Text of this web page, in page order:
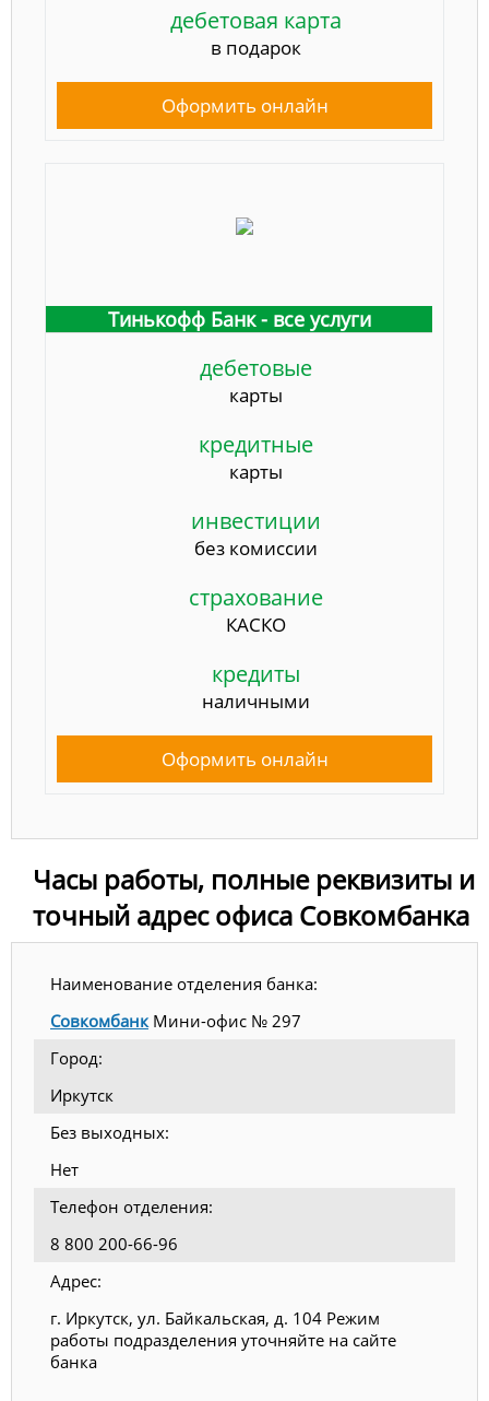
дебетовая карта
в подарок
Оформить онлайн
Тинькофф Банк - все услуги
дебетовые
карты
кредитные
карты
инвестиции
без комиссии
страхование
КАСКО
кредиты
наличными
Оформить онлайн
Часы работы, полные реквизиты и
точный адрес офиса Совкомбанка
Наименование отделения банка:
Совкомбанк Мини-офис № 297
Город:
Иркутск
Без выходных:
Нет
Телефон отделения:
8 800 200-66-96
Адрес:
г. Иркутск, ул. Байкальская, д. 104 Режим
работы подразделения уточняйте на сайте
банка